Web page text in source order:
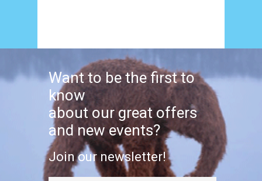
Want to be the first to
know
about our great offers
and new events?
Join our newsletter!